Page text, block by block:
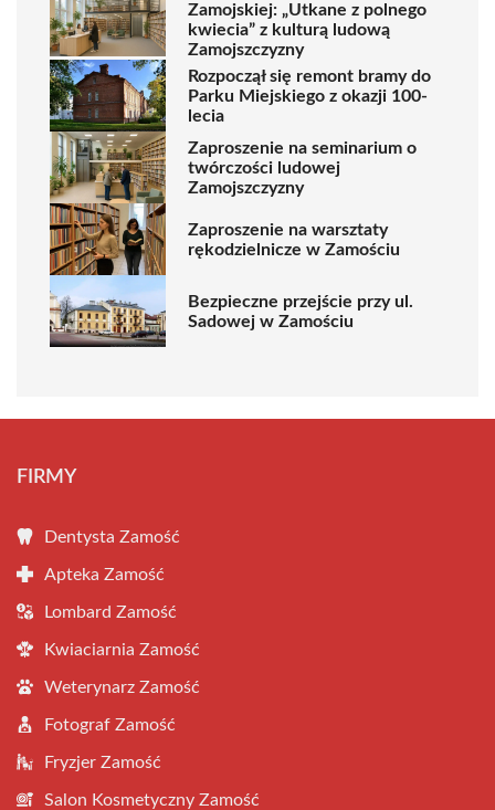
Zamojskiej: „Utkane z polnego
kwiecia” z kulturą ludową
Zamojszczyzny
Rozpoczął się remont bramy do
Parku Miejskiego z okazji 100-
lecia
Zaproszenie na seminarium o
twórczości ludowej
Zamojszczyzny
Zaproszenie na warsztaty
rękodzielnicze w Zamościu
Bezpieczne przejście przy ul.
Sadowej w Zamościu
FIRMY
Dentysta Zamość
Apteka Zamość
Lombard Zamość
Kwiaciarnia Zamość
Weterynarz Zamość
Fotograf Zamość
Fryzjer Zamość
Salon Kosmetyczny Zamość